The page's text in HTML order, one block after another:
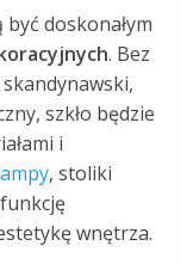
doskonałym
. Bez
szkło będzie
i
, stoliki
wnętrza.